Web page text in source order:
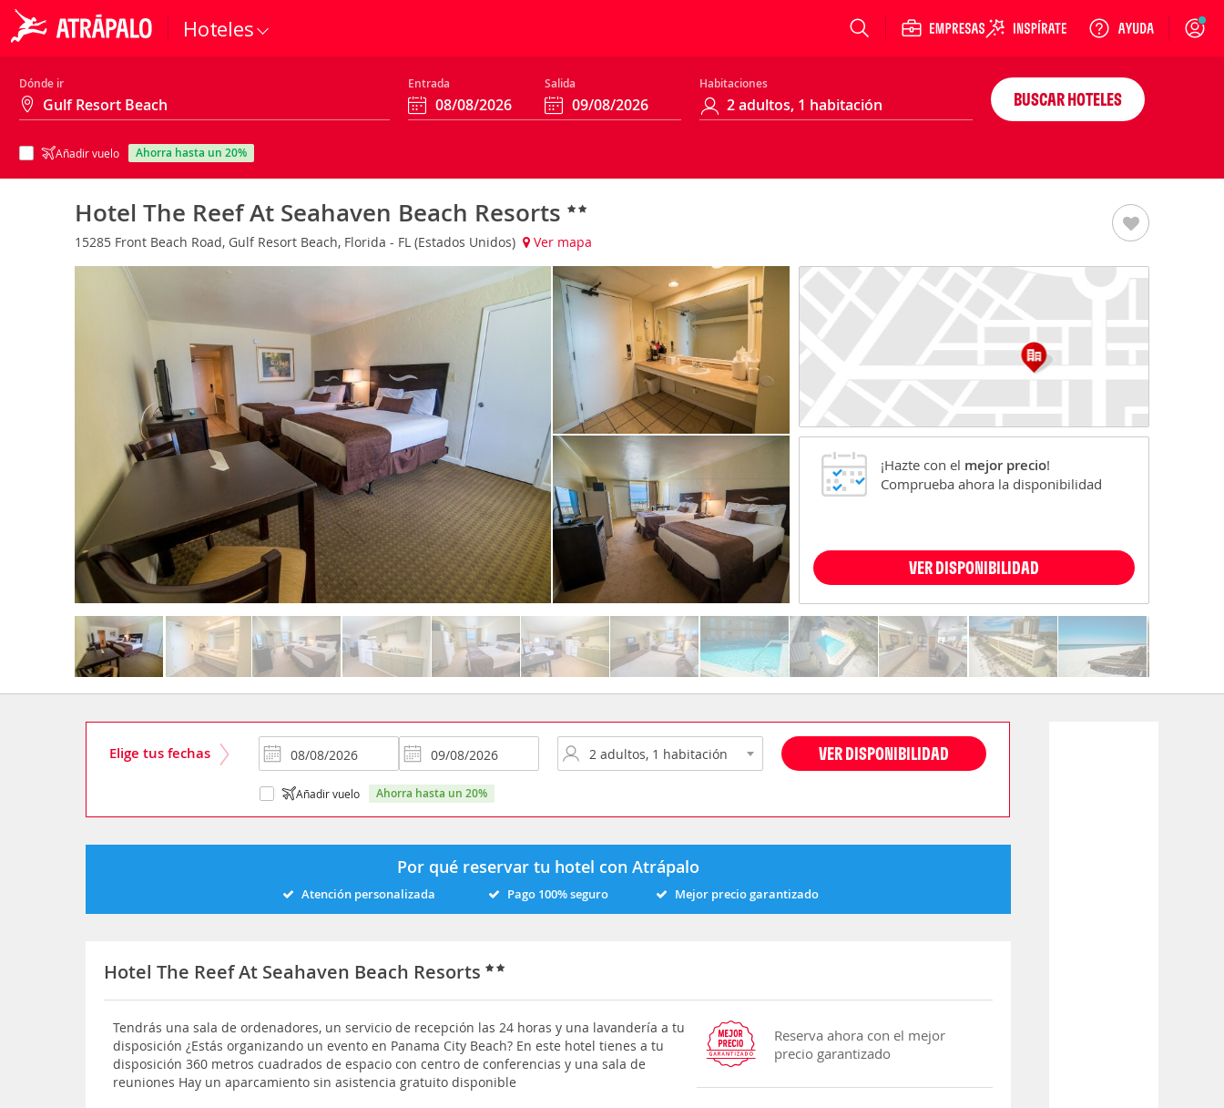
Hoteles Login
Dónde ir Entrada Salida Habitaciones
Añadir vuelo ahorra hasta un 20%
BUSCAR HOTELES
Hotel The Reef At Seahaven Beach Resorts
15285 Front Beach Road, Gulf Resort Beach, Florida - FL (Estados Unidos) Ver mapa
¡Hazte con el mejor precio!
Comprueba ahora la disponibilidad
VER DISPONIBILIDAD
Elige tus fechas VER DISPONIBILIDAD
Añadir vuelo ahorra hasta un 20%
Por qué reservar tu hotel con Atrápalo
Atención personalizada Pago 100% seguro Mejor precio garantizado
Hotel The Reef At Seahaven Beach Resorts
Tendrás una sala de ordenadores, un servicio de recepción las 24 horas y una lavandería a tu
disposición ¿Estás organizando un evento en Panama City Beach? En este hotel tienes a tu
disposición 360 metros cuadrados de espacio con centro de conferencias y una sala de
reuniones Hay un aparcamiento sin asistencia gratuito disponible
Reserva ahora con el mejor
precio garantizado